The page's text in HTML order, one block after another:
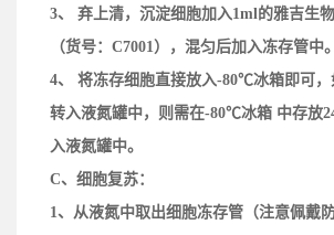
3、 弃上清，沉淀细胞加入1ml的雅吉生
（货号： C7001），混匀后加入冻存管中。
4、 将冻存细胞直接放入-80℃冰箱即可，
转入液氮罐中， 则 需在-80℃冰箱 中存放
入液氮罐中。
C、 细胞复苏：
1、 从液氮中取出细胞冻存管（注意佩戴